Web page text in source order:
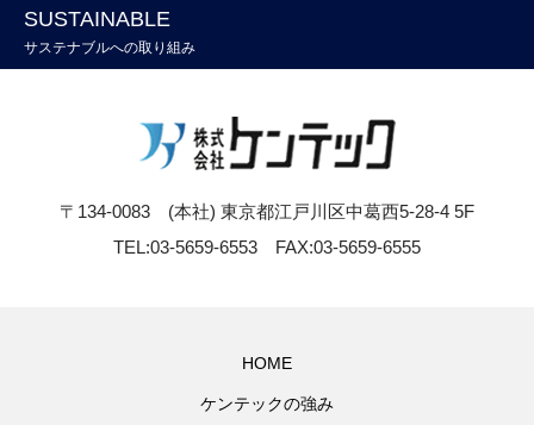
SUSTAINABLE
サステナブルへの取り組み
〒134-0083 (本社) 東京都江戸川区中葛西5-28-4 5F
TEL:03-5659-6553 FAX:03-5659-6555
HOME
ケンテックの強み